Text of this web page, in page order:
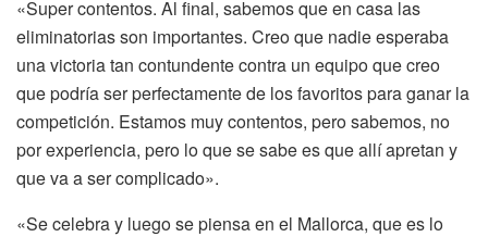
«Super contentos. Al final, sabemos que en casa las
eliminatorias son importantes. Creo que nadie esperaba
una victoria tan contundentecontra un equipo que creo
que podría ser perfectamente de los favoritospara ganar la
competición. Estamos muy contentos, pero sabemos, no
por experiencia, pero lo que se sabe es que allí apretan y
que va a ser complicado».
«Se celebra y luego se piensa en el Mallorca, que es lo